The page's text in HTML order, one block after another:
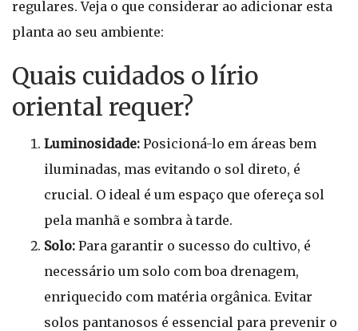
regulares. Veja o que considerar ao adicionar esta
planta ao seu ambiente:
Quais cuidados o lírio
oriental requer?
Luminosidade: Posicioná-lo em áreas bem
iluminadas, mas evitando o sol direto, é
crucial. O ideal é um espaço que ofereça sol
pela manhã e sombra à tarde.
Solo: Para garantir o sucesso do cultivo, é
necessário um solo com boa drenagem,
enriquecido com matéria orgânica. Evitar
solos pantanosos é essencial para prevenir o